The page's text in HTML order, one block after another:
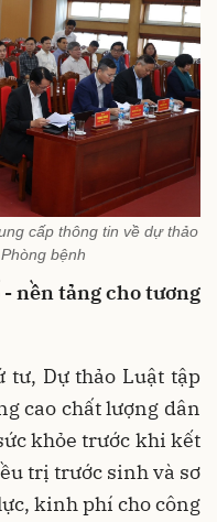
cấp thông tin về dự thảo
bệnh
nền tảng cho tương
tư, Dự thảo Luật tập
cao chất lượng dân
khỏe trước khi kết
trị trước sinh và sơ
kinh phí cho công